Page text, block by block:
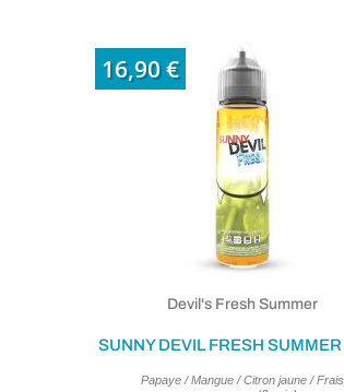
16,90 €
Devil's Fresh Summer
SUNNY DEVIL FRESH
Papaye / Mangue / Citron jaune / Frais